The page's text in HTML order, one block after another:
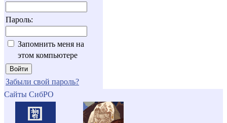
Пароль:
Запомнить меня на
этом компьютере
Забыли свой пароль?
Сайты СибРО